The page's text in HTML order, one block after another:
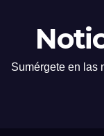
Sumérgete en las